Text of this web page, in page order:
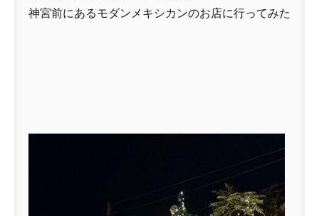
神宮前にあるモダンメキシカンのお店に行ってみた